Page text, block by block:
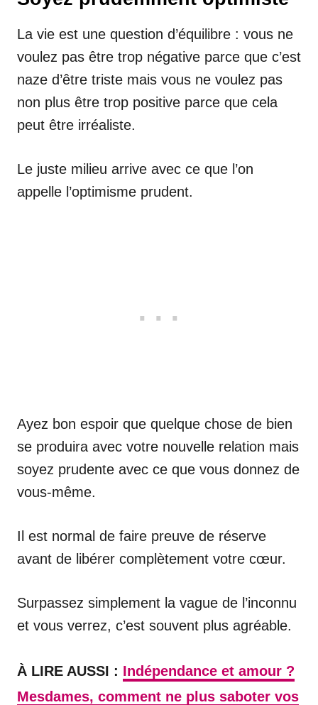
La vie est une question d’équilibre : vous ne
voulez pas être trop négative parce que c’est
naze d’être triste mais vous ne voulez pas
non plus être trop positive parce que cela
peut être irréaliste.
Le juste milieu arrive avec ce que l’on
appelle l’optimisme prudent.
Ayez bon espoir que quelque chose de bien
se produira avec votre nouvelle relation mais
soyez prudente avec ce que vous donnez de
vous-même.
Il est normal de faire preuve de réserve
avant de libérer complètement votre cœur.
Surpassez simplement la vague de l’inconnu
et vous verrez, c’est souvent plus agréable.
À LIRE AUSSI : Indépendance et amour ?
Mesdames, comment ne plus saboter vos